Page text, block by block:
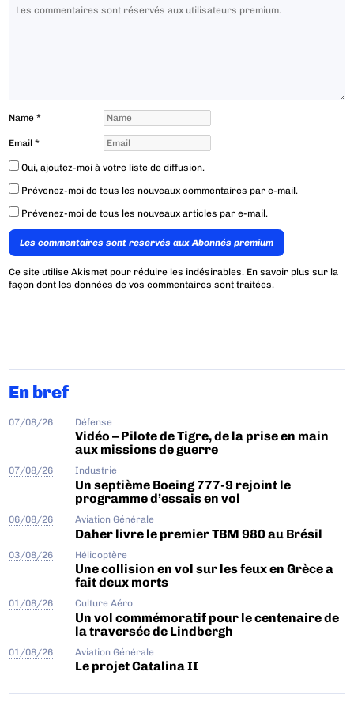
Name*
Email*
Oui, ajoutez-moi à votre liste de diffusion.
Prévenez-moi de tous les nouveaux commentaires par e-mail.
Prévenez-moi de tous les nouveaux articles par e-mail.
Les commentaires sont reservés aux Abonnés premium
Ce site utilise Akismet pour réduire les indésirables. En savoir plus sur la
façon dont les données de vos commentaires sont traitées.
En bref
07/08/26 Défense
Vidéo – Pilote de Tigre, de la prise en main
aux missions de guerre
07/08/26 Industrie
Un septième Boeing 777-9 rejoint le
programme d’essais en vol
06/08/26 Aviation Générale
Daher livre le premier TBM 980 au Brésil
03/08/26 Hélicoptère
Une collision en vol sur les feux en Grèce a
fait deux morts
01/08/26 Culture Aéro
Un vol commémoratif pour le centenaire de
la traversée de Lindbergh
01/08/26 Aviation Générale
Le projet Catalina II